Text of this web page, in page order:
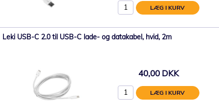
LÆG I KURV
Leki USB-C 2.0 til USB-C lade- og datakabel, hvid, 2m
40,00 DKK
LÆG I KURV